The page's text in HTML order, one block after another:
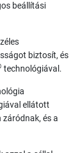
beállítási
biztosít, és
technológiával.
ellátott
és a